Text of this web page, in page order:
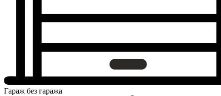
Гараж без гаража